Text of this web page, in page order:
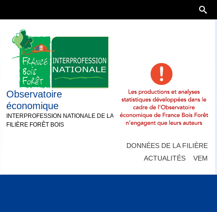
Observatoire
économique
INTERPROFESSION NATIONALE DE LA
FILIÈRE FORÊT BOIS
DONNÉES DE LA FILIÈRE
ACTUALITÉS
VEM